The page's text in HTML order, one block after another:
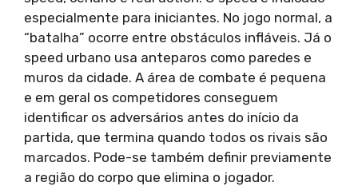
especialmente para iniciantes. No jogo normal, a
“batalha” ocorre entre obstáculos infláveis. Já o
speed urbano usa anteparos como paredes e
muros da cidade. A área de combate é pequena
e em geral os competidores conseguem
identificar os adversários antes do início da
partida, que termina quando todos os rivais são
marcados. Pode-se também definir previamente
a região do corpo que elimina o jogador.